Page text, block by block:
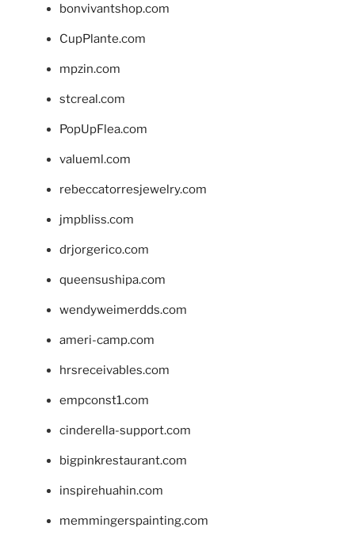
bonvivantshop.com
CupPlante.com
mpzin.com
stcreal.com
PopUpFlea.com
valueml.com
rebeccatorresjewelry.com
jmpbliss.com
drjorgerico.com
queensushipa.com
wendyweimerdds.com
ameri-camp.com
hrsreceivables.com
empconst1.com
cinderella-support.com
bigpinkrestaurant.com
inspirehuahin.com
memmingerspainting.com